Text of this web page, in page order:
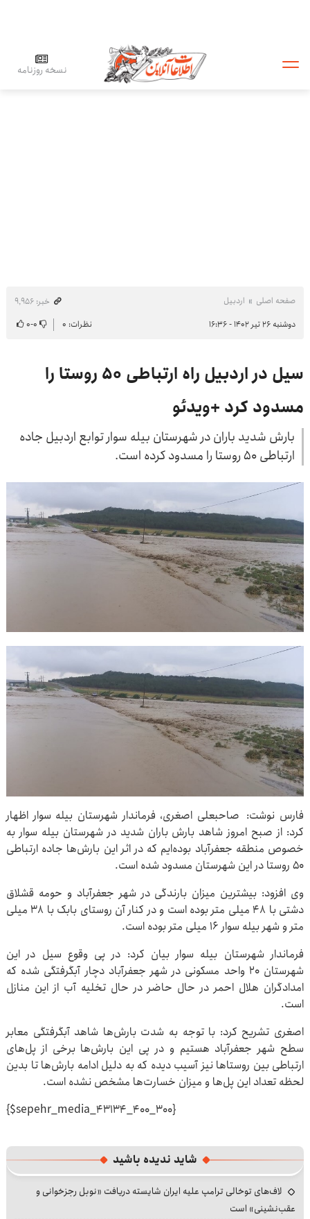
نسخه روزنامه
صفحه اصلی اردبیل
خبر: ۹٬۹۵۶
دوشنبه ۲۶ تیر ۱۴۰۲ - ۱۶:۳۶
نظرات: ۰ ۰-۰
سیل در اردبیل راه ارتباطی 50 روستا را
مسدود کرد +ویدئو
بارش شدید باران در شهرستان بیله سوار توابع اردبیل جاده
ارتباطی 50 روستا را مسدود کرده است.
فارس نوشت: صاحبعلی اصغری، فرماندار شهرستان بیله سوار اظهار
کرد: از صبح امروز شاهد بارش باران شدید در شهرستان بیله سوار به
خصوص منطقه جعفرآباد بوده‌ایم که در اثر این بارش‌ها جاده ارتباطی
۵۰ روستا در این شهرستان مسدود شده است.
وی افزود: بیشترین میزان بارندگی در شهر جعفرآباد و حومه قشلاق
دشتی با ۴۸ میلی متر بوده است و در کنار آن روستای بابک با ۳۸ میلی
متر و شهر بیله سوار ۱۶ میلی متر بوده است.
فرماندار شهرستان بیله سوار بیان کرد: در پی وقوع سیل در این
شهرستان ۲۰ واحد مسکونی در شهر جعفرآباد دچار آبگرفتگی شده که
امدادگران هلال احمر در حال حاضر در حال تخلیه آب از این منازل
است.
اصغری تشریح کرد: با توجه به شدت بارش‌ها شاهد آبگرفتگی معابر
سطح شهر جعفرآباد هستیم و در پی این بارش‌ها برخی از پل‌های
ارتباطی بین روستاها نیز آسیب دیده که به دلیل ادامه بارش‌ها تا بدین
لحظه تعداد این پل‌ها و میزان خسارت‌ها مشخص نشده است.
{$sepehr_media_43134_400_300}
شاید ندیده باشید
لاف‌های توخالی ترامپ علیه ایران شایسته دریافت «نوبل رجزخوانی و
عقب‌نشینی» است